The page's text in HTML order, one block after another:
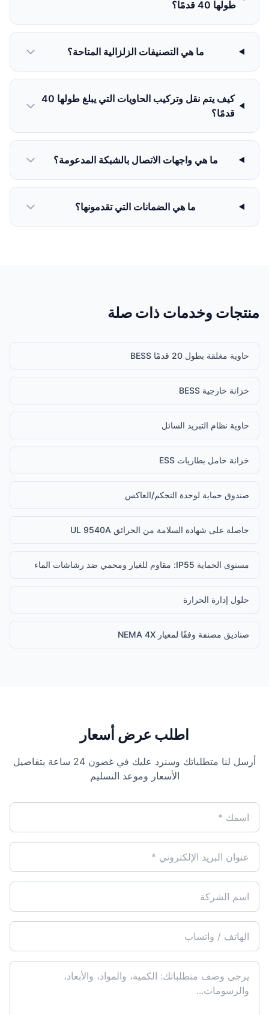
طولها 40 قدمًا؟
ما هي التصنيفات الزلزالية المتاحة؟
كيف يتم نقل وتركيب الحاويات التي يبلغ طولها 40
قدمًا؟
ما هي واجهات الاتصال بالشبكة المدعومة؟
ما هي الضمانات التي تقدمونها؟
منتجات وخدمات ذات صلة
حاوية مغلقة بطول 20 قدمًا BESS
خزانة خارجية BESS
حاوية نظام التبريد السائل
خزانة حامل بطاريات ESS
صندوق حماية لوحدة التحكم/العاكس
حاصلة على شهادة السلامة من الحرائق UL 9540A
مستوى الحماية IP55: مقاوم للغبار ومحمي ضد رشاشات الماء
حلول إدارة الحرارة
صناديق مصنفة وفقًا لمعيار NEMA 4X
اطلب عرض أسعار
أرسل لنا متطلباتك وسنرد عليك في غضون 24 ساعة بتفاصيل
الأسعار وموعد التسليم